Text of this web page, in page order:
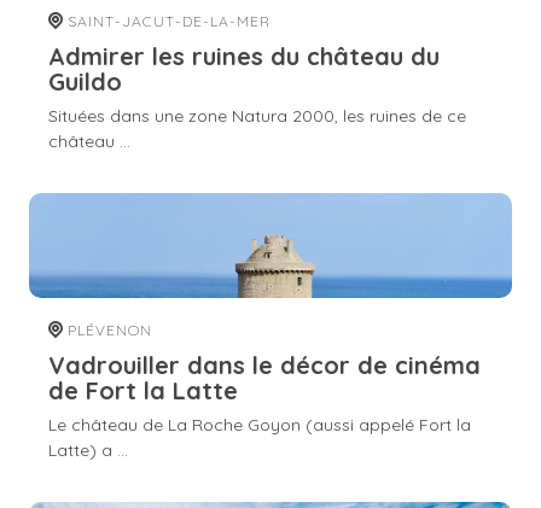
SAINT-JACUT-DE-LA-MER
Admirer les ruines du château du
Guildo
Situées dans une zone Natura 2000, les ruines de ce
château ...
PLÉVENON
Vadrouiller dans le décor de cinéma
de Fort la Latte
Le château de La Roche Goyon (aussi appelé Fort la
Latte) a ...